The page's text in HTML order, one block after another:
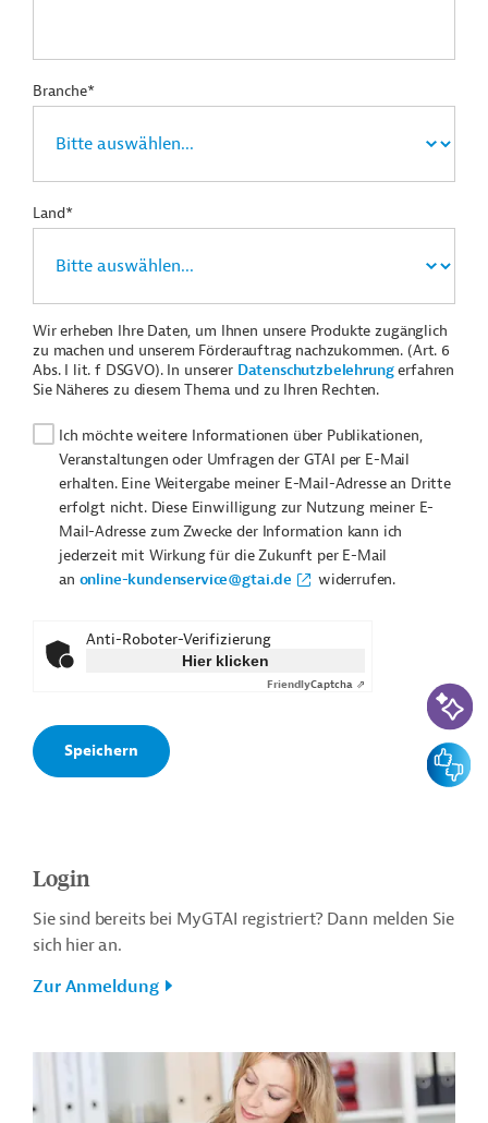
Branche*
Land*
Wir erheben Ihre Daten, um Ihnen unsere Produkte zugänglich
zu machen und unserem Förderauftrag nachzukommen. (Art. 6
Abs. I lit. f DSGVO). In unserer Datenschutzbelehrungerfahren
Sie Näheres zu diesem Thema und zu Ihren Rechten.
Ich möchte weitere Informationen über Publikationen,
Veranstaltungen oder Umfragen der GTAI per E-Mail
erhalten. Eine Weitergabe meiner E-Mail-Adresse an Dritte
erfolgt nicht. Diese Einwilligung zur Nutzung meiner E-
Mail-Adresse zum Zwecke der Information kann ich
jederzeit mit Wirkung für die Zukunft per E-Mail
an online-kundenservice@gtai.de widerrufen.
Anti-Roboter-Verifizierung
Hier klicken
FriendlyCaptcha ⇗
Login
Sie sind bereits bei MyGTAI registriert? Dann melden Sie
sich hier an.
Zur Anmeldung
KI-